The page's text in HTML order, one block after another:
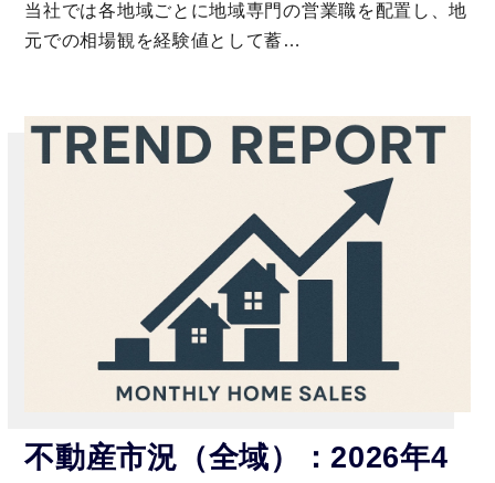
当社では各地域ごとに地域専門の営業職を配置し、地
元での相場観を経験値として蓄…
不動産市況（全域）：2026年4